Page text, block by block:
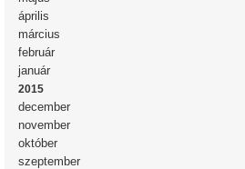
április
március
február
január
2015
december
november
október
szeptember